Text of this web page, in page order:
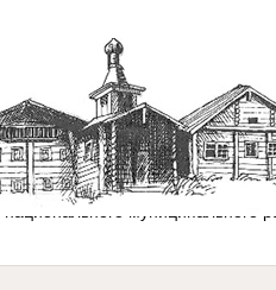
муниципального